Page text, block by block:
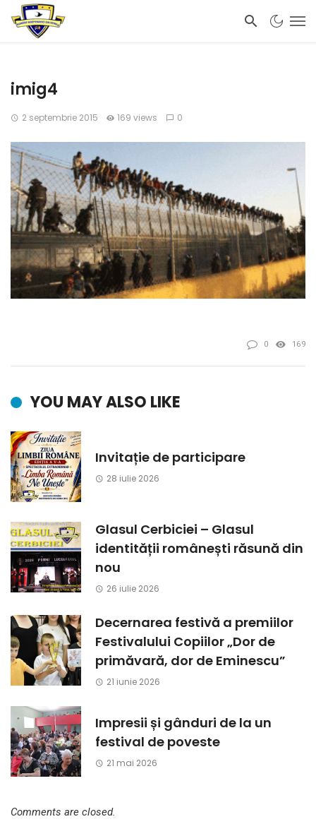
imig4
2 septembrie 2015 169 views 0
0 169
YOU MAY ALSO LIKE
Invitație de participare
28 iulie 2026
Glasul Cerbiciei – Glasul
identității românești răsună din
nou
26 iulie 2026
Decernarea festivă a premiilor
Festivalului Copiilor „Dor de
primăvară, dor de Eminescu”
21 iunie 2026
Impresii și gânduri de la un
festival de poveste
21 mai 2026
Comments are closed.